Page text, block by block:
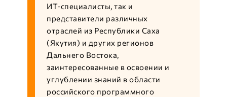
ИТ-специалисты, так и
представители различных
отраслей из Республики Саха
(Якутия) и других регионов
Дальнего Востока,
заинтересованные в освоении и
углублении знаний в области
российского программного